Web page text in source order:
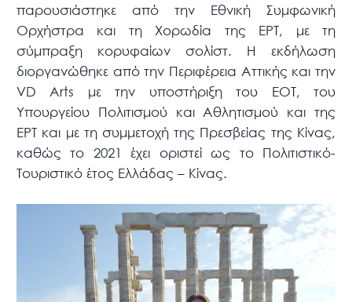
παρουσιάστηκε από την Εθνική Συμφωνική
Ορχήστρα και τη Χορωδία της ΕΡΤ, με τη
σύμπραξη κορυφαίων σολίστ. Η εκδήλωση
διοργανώθηκε από την Περιφέρεια Αττικής και την
VD Arts με την υποστήριξη του ΕΟΤ, του
Υπουργείου Πολιτισμού και Αθλητισμού και της
ΕΡΤ και με τη συμμετοχή της Πρεσβείας της Κίνας,
καθώς το 2021 έχει οριστεί ως το Πολιτιστικό-
Τουριστικό έτος Ελλάδας – Κίνας.